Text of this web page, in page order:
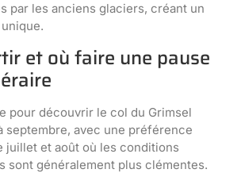
par les anciens glaciers, créant un
et où faire une pause
pour découvrir le col du Grimsel
septembre, avec une préférence
juillet et août où les conditions
sont généralement plus clémentes.